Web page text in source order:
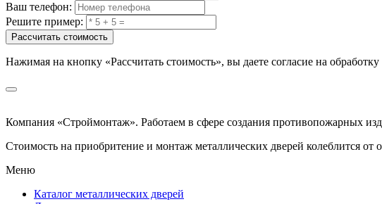
Ваш телефон:
Решите пример:
Рассчитать стоимость
Нажимая на кнопку «Рассчитать стоимость», вы даете согласие на
Компания «Строймонтаж». Работаем в сфере создания противопожарных
Стоимость на приобритение и монтаж металлических дверей колеблится от
Меню
Каталог металлических дверей